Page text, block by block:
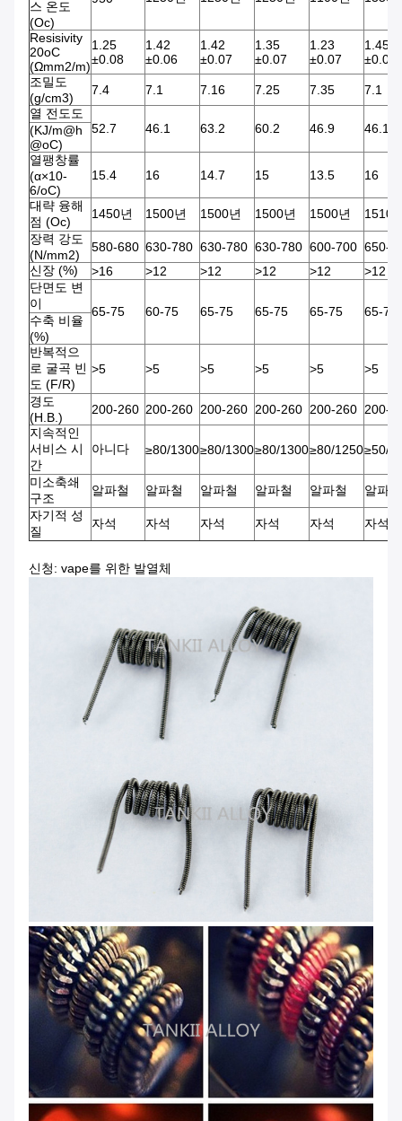
스 온도
(Oc)
Resisivity
20oC
(Ωmm2/m)
1.25
±0.08
1.42
±0.06
1.42
±0.07
1.35
±0.07
1.23
±0.07
1.45
±0.07
조밀도
(g/cm3)
7.4 7.1 7.16 7.25 7.35
7.1
열 전도도
52.7
46.1 63.2 60.2 46.9 46.1
(KJ/m@h
@oC)
열팽창률
(α×10-
6/oC)
15.4 16 14.7 15 13.5 16
대략 융해
점 (Oc)
1450년 1500년 1500년 1500년 1500년
1510
장력 강도
(N/mm2)
580-680 630-780 630-780 630-780 600-700 650-
신장 (%)
>16 >12 >12 >12 >12
>12
단면도 변
이
65-75 60-75 65-75 65-75 65-75 65-75
수축 비율
(%)
반복적으
로 굴곡 빈
도 (F/R)
>5 >5 >5 >5 >5 >5
경도
(H.B.)
200-260 200-260 200-260 200-260 200-260 200-
지속적인
서비스 시
간
아니다 ≥80/1300≥80/1300≥80/1300≥80/1250≥50/
미소축쇄
구조
알파철 알파철 알파철 알파철 알파철
알파철
자기적 성
질
자석 자석 자석 자석 자석 자석
신청: vape를 위한 발열체